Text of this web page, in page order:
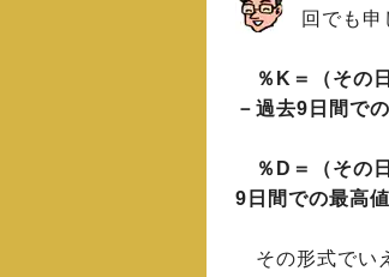
回でも申
％K＝（その
－過去9日間で
％D＝（その
9日間での最高
その形式でい